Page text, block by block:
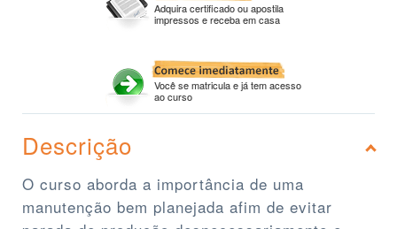
Adquira certificado ou apostila
impressos e receba em casa
Você se matricula e já tem acesso
ao curso
Descrição
O curso aborda a importância de uma
manutenção bem planejada afim de evitar